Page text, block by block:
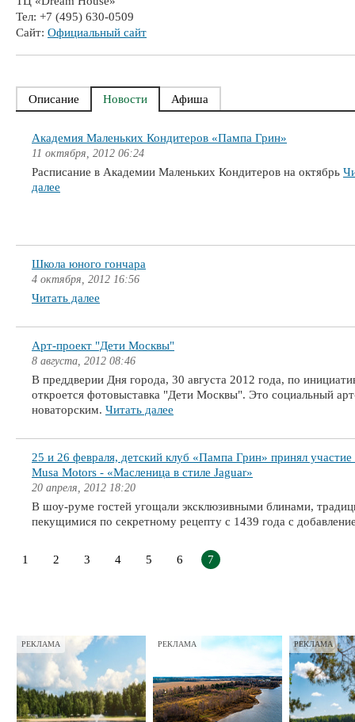
Тел: +7 (495) 630-0509
Сайт: Официальный сайт
Описание Новости Афиша
Академия Маленьких Кондитеров «Пампа Грин»
11 октября, 2012 06:24
Расписание в Академии Маленьких Кондитеров на октябрь
далее
Школа юного гончара
4 октября, 2012 16:56
Читать далее
Арт-проект "Дети Москвы"
8 августа, 2012 08:46
В преддверии Дня города, 30 августа 2012 года, по
откроется фотовыставка "Дети Москвы". Это социальный
новаторским. Читать далее
25 и 26 февраля, детский клуб «Пампа Грин» принял
Musa Motors - «Масленица в стиле Jaguar»
20 апреля, 2012 18:20
В шоу-руме гостей угощали эксклюзивными блинами,
пекущимися по секретному рецепту с 1439 года с
1 2 3 4 5 6 7
РЕКЛАМА РЕКЛАМА РЕКЛАМА